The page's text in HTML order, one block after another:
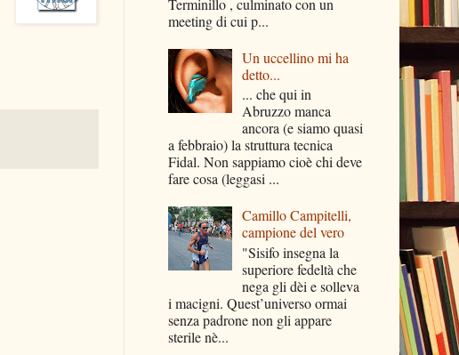
meeting di cui p...
Un uccellino mi ha
detto...
... che qui in
Abruzzo manca
ancora (e siamo quasi
a febbraio) la struttura tecnica
Fidal. Non sappiamo cioè chi deve
fare cosa (leggasi ...
Camillo Campitelli,
campione del vero
"Sisifo insegna la
superiore fedeltà che
nega gli dèi e solleva
i macigni. Quest’universo ormai
senza padrone non gli appare
sterile nè...